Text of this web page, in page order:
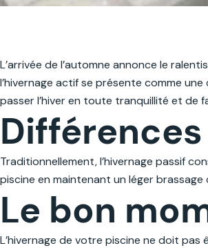
L’arrivée de l’automne annonce le
l’hivernage actif se présente comme
passer l’hiver en toute tranquillité et de
Traditionnellement, l’hivernage passif
piscine en maintenant un léger brassage
Le bon
L’hivernage de votre piscine ne doit